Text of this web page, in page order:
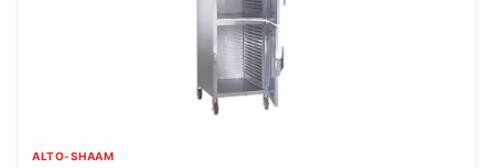
ALTO-SHAAM